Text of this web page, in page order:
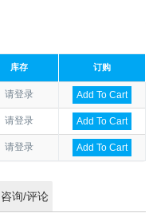
库存 订购
请登录 Add To Cart
请登录 Add To Cart
请登录 Add To Cart
咨询/评论